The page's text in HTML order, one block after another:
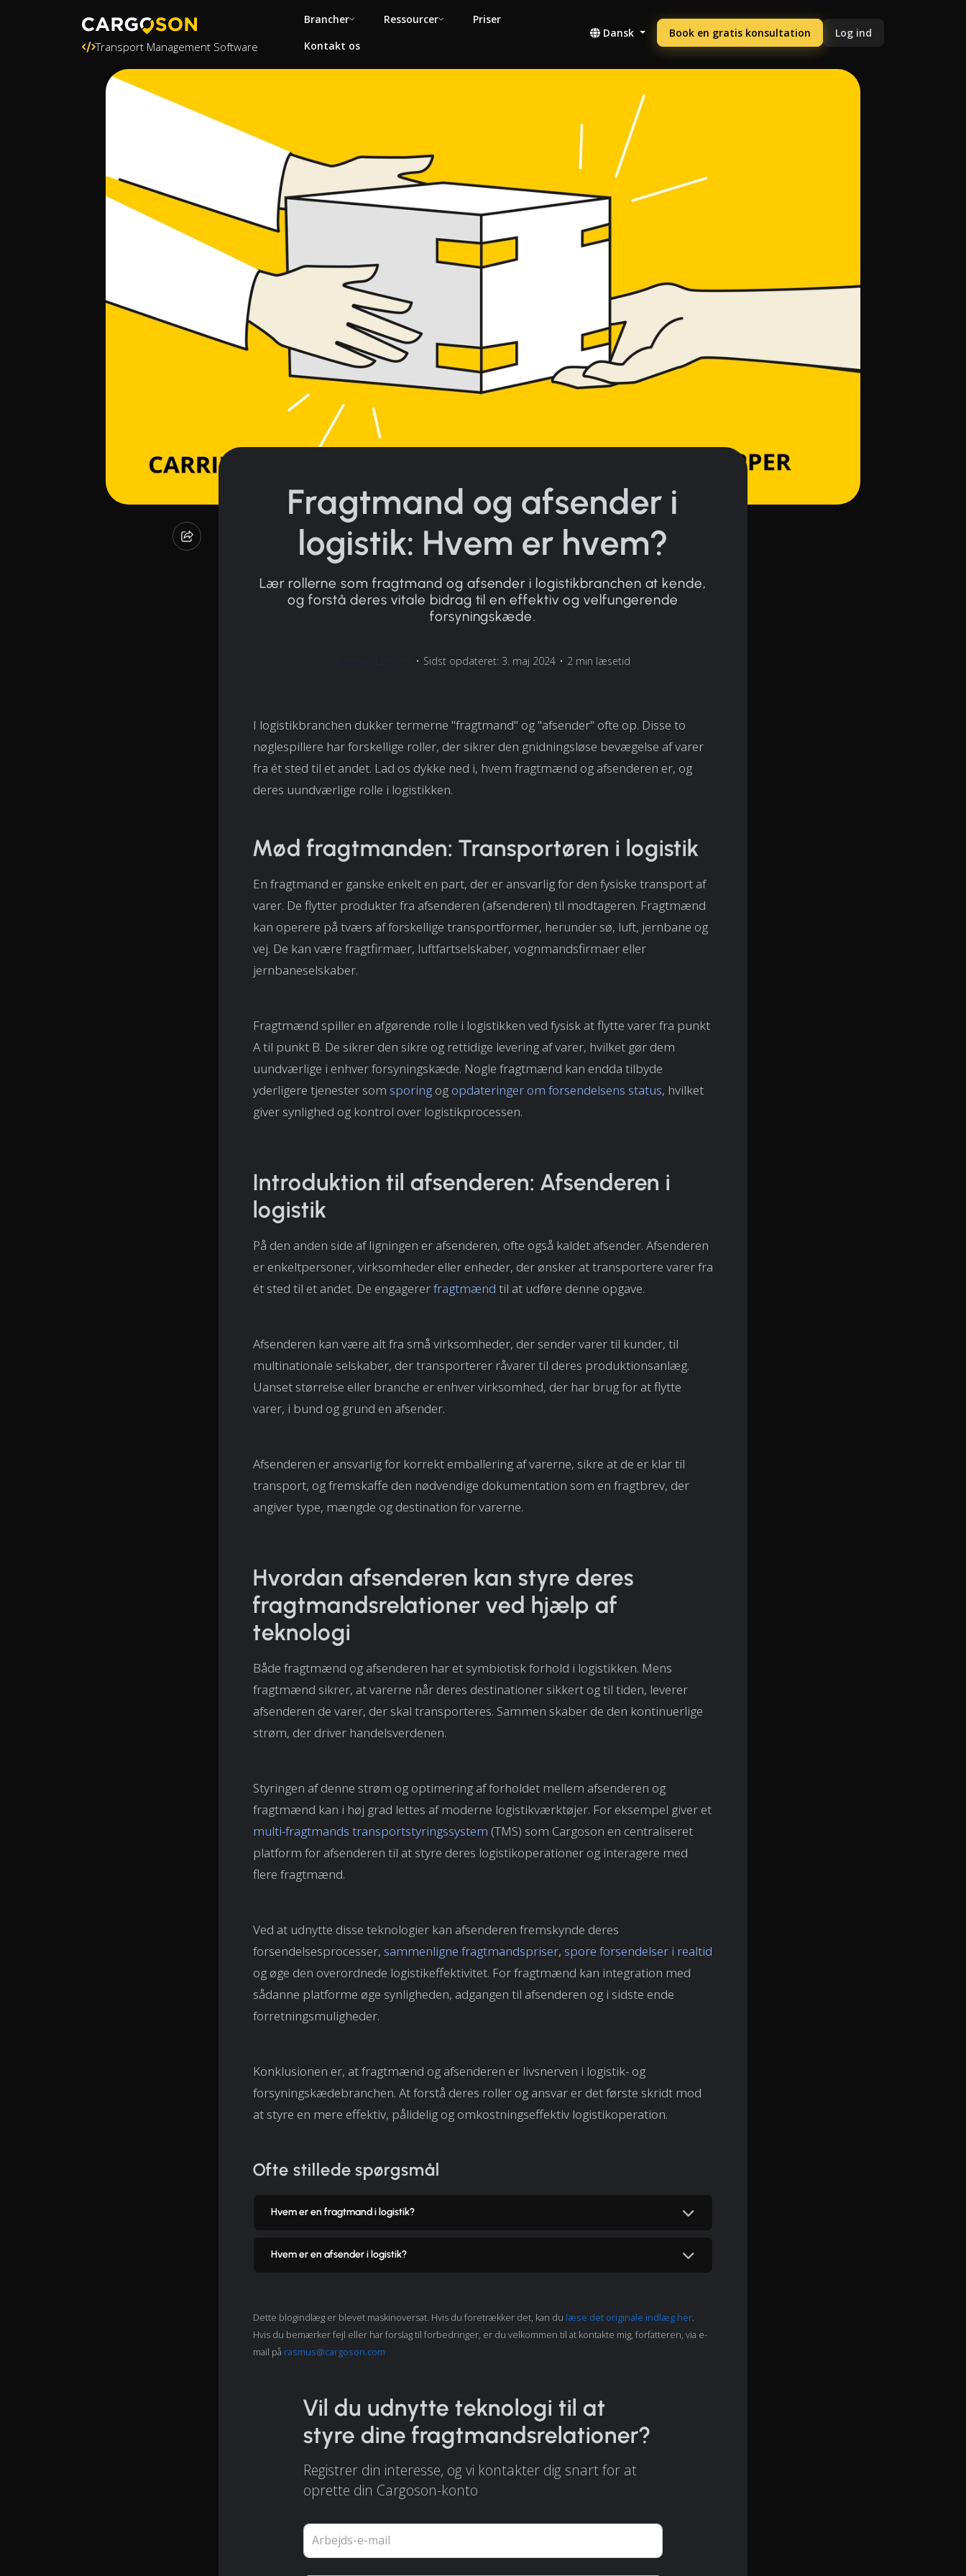
Transport Management Software
Brancher Ressourcer
Priser
Kontakt os
Dansk Book en gratis konsultation Log ind
Fragtmand og afsender i
logistik: Hvem er hvem?
Lær rollerne som fragtmand og afsender i logistikbranchen at kende,
og forstå deres vitale bidrag til en effektiv og velfungerende
forsyningskæde.
• Sidst opdateret: 3. maj 2024 • 2 min læsetid
I logistikbranchen dukker termerne "fragtmand" og "afsender" ofte op. Disse to
nøglespillere har forskellige roller, der sikrer den gnidningsløse bevægelse af varer
fra ét sted til et andet. Lad os dykke ned i, hvem fragtmænd og afsenderen er, og
deres uundværlige rolle i logistikken.
Mød fragtmanden: Transportøren i logistik
En fragtmand er ganske enkelt en part, der er ansvarlig for den fysiske transport af
varer. De flytter produkter fra afsenderen (afsenderen) til modtageren. Fragtmænd
kan operere på tværs af forskellige transportformer, herunder sø, luft, jernbane og
vej. De kan være fragtfirmaer, luftfartselskaber, vognmandsfirmaer eller
jernbaneselskaber.
Fragtmænd spiller en afgørende rolle i logistikken ved fysisk at flytte varer fra punkt
A til punkt B. De sikrer den sikre og rettidige levering af varer, hvilket gør dem
uundværlige i enhver forsyningskæde. Nogle fragtmænd kan endda tilbyde
yderligere tjenester som sporing ogopdateringer om forsendelsens status, hvilket
giver synlighed og kontrol over logistikprocessen.
Introduktion til afsenderen: Afsenderen i
logistik
På den anden side af ligningen er afsenderen, ofte også kaldet afsender. Afsenderen
er enkeltpersoner, virksomheder eller enheder, der ønsker at transportere varer fra
ét sted til et andet. De engagererfragtmænd til at udføre denne opgave.
Afsenderen kan være alt fra små virksomheder, der sender varer til kunder, til
multinationale selskaber, der transporterer råvarer til deres produktionsanlæg.
Uanset størrelse eller branche er enhver virksomhed, der har brug for at flytte
varer, i bund og grund en afsender.
Afsenderen er ansvarlig for korrekt emballering af varerne, sikre at de er klar til
transport, og fremskaffe den nødvendige dokumentation som en fragtbrev, der
angiver type, mængde og destination for varerne.
Hvordan afsenderen kan styre deres
fragtmandsrelationer ved hjælp af
teknologi
Både fragtmænd og afsenderen har et symbiotisk forhold i logistikken. Mens
fragtmænd sikrer, at varerne når deres destinationer sikkert og til tiden, leverer
afsenderen de varer, der skal transporteres. Sammen skaber de den kontinuerlige
strøm, der driver handelsverdenen.
Styringen af denne strøm og optimering af forholdet mellem afsenderen og
fragtmænd kan i høj grad lettes af moderne logistikværktøjer. For eksempel giver et
multi-fragtmands transportstyringssystem (TMS) som Cargoson en centraliseret
platform for afsenderen til at styre deres logistikoperationer og interagere med
flere fragtmænd.
Ved at udnytte disse teknologier kan afsenderen fremskynde deres
forsendelsesprocesser, sammenligne fragtmandspriser, spore forsendelser i realtid
og øge den overordnede logistikeffektivitet. For fragtmænd kan integration med
sådanne platforme øge synligheden, adgangen til afsenderen og i sidste ende
forretningsmuligheder.
Konklusionen er, at fragtmænd og afsenderen er livsnerven i logistik- og
forsyningskædebranchen. At forstå deres roller og ansvar er det første skridt mod
at styre en mere effektiv, pålidelig og omkostningseffektiv logistikoperation.
Ofte stillede spørgsmål
Hvem er en fragtmand i logistik?
Hvem er en afsender i logistik?
Dette blogindlæg er blevet maskinoversat. Hvis du foretrækker det, kan du læse det originale indlæg her
Hvis du bemærker fejl eller har forslag til forbedringer, er du velkommen til at kontakte mig, forfatteren, via e-
mail på rasmus@cargoson.com
Vil du udnytte teknologi til at
styre dine fragtmandsrelationer?
Registrer din interesse, og vi kontakter dig snart for at
oprette din Cargoson-konto
Arbejds-e-mail